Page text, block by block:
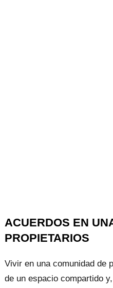
ACUERDOS EN
PROPIETARIOS
Vivir en una comunidad de
de un espacio compartido